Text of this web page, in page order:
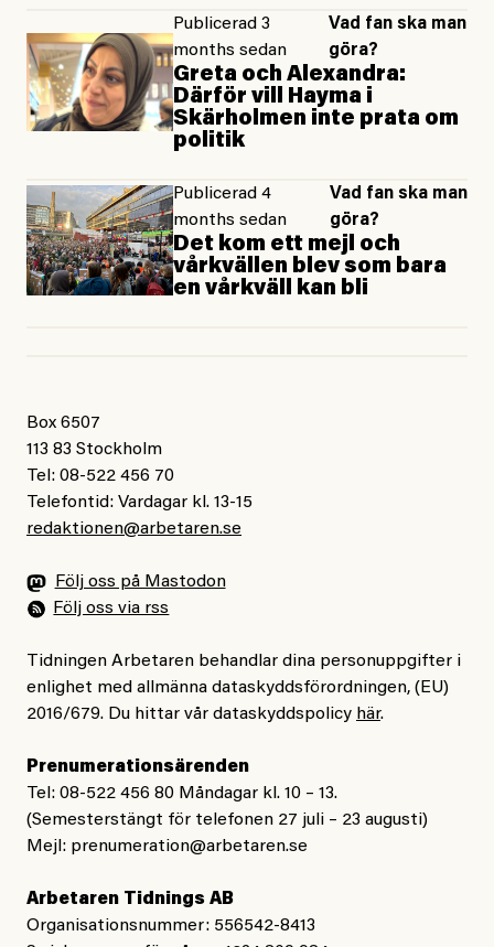
Publicerad 3
months sedan
Vad fan ska man
göra?
Greta och Alexandra:
Därför vill Hayma i
Skärholmen inte prata om
politik
Publicerad 4
months sedan
Vad fan ska man
göra?
Det kom ett mejl och
vårkvällen blev som bara
en vårkväll kan bli
Box 6507
113 83 Stockholm
Tel: 08-522 456 70
Telefontid: Vardagar kl. 13-15
redaktionen@arbetaren.se
Följ oss på Mastodon
Följ oss via rss
Tidningen Arbetaren behandlar dina personuppgifter i
enlighet med allmänna dataskyddsförordningen, (EU)
2016/679. Du hittar vår dataskyddspolicy här.
Prenumerationsärenden
Tel: 08-522 456 80 Måndagar kl. 10 – 13.
(Semesterstängt för telefonen 27 juli – 23 augusti)
Mejl: prenumeration@arbetaren.se
Arbetaren Tidnings AB
Organisationsnummer: 556542-8413